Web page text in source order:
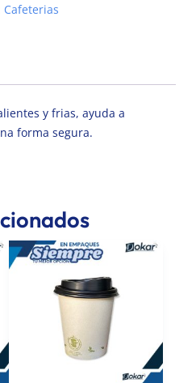
Cafeterias
y frias, ayuda a
forma segura.